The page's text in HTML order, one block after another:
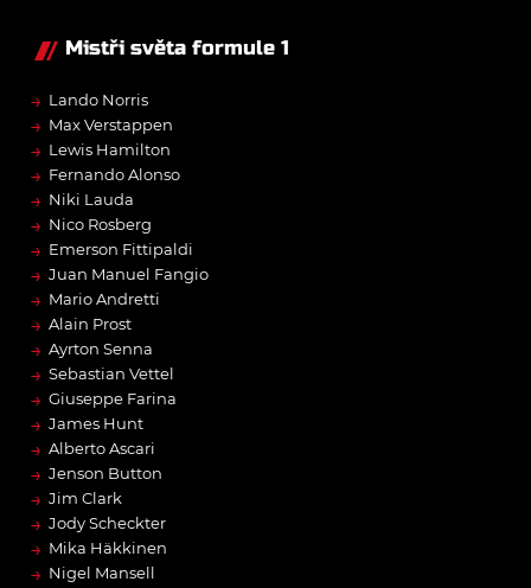
Mistři světa formule 1
→ Lando Norris
→ Max Verstappen
→ Lewis Hamilton
→ Fernando Alonso
→ Niki Lauda
→ Nico Rosberg
→ Emerson Fittipaldi
→ Juan Manuel Fangio
→ Mario Andretti
→ Alain Prost
→ Ayrton Senna
→ Sebastian Vettel
→ Giuseppe Farina
→ James Hunt
→ Alberto Ascari
→ Jenson Button
→ Jim Clark
→ Jody Scheckter
→ Mika Häkkinen
→ Nigel Mansell